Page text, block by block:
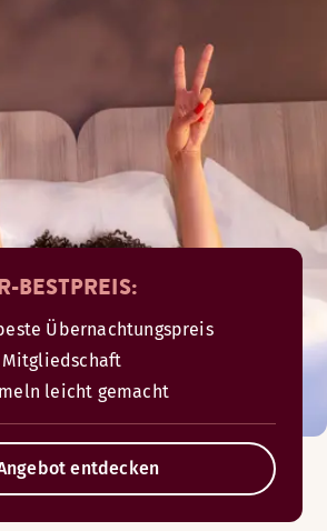
BESTPREIS:
Übernachtungspreis
leicht gemacht
entdecken